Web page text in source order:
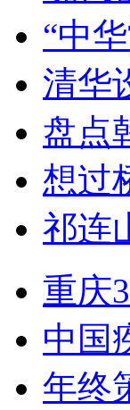
“中
清华
盘点
想过
祁连
重庆
中国
年终